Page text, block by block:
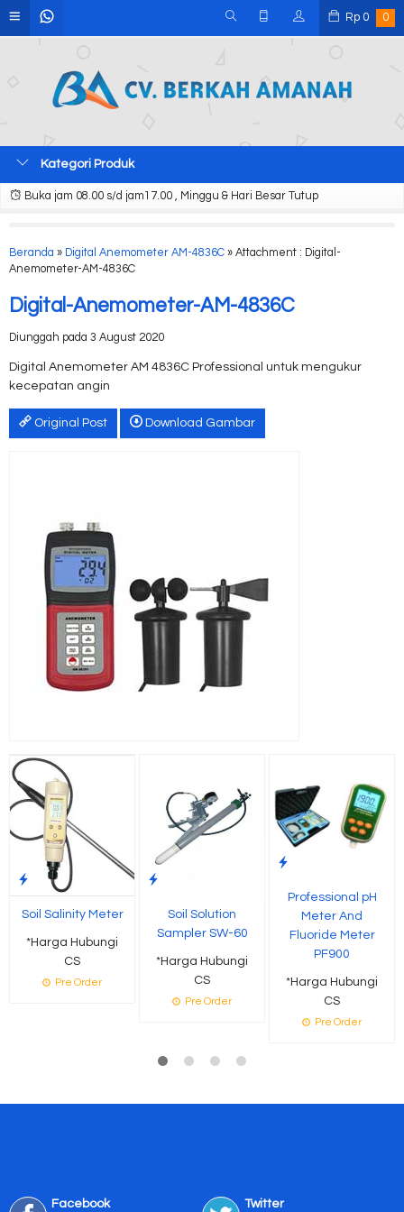
Rp 0 0
Kategori Produk
Buka jam 08.00 s/d jam17.00 , Minggu & Hari Besar Tutup
Beranda » Digital Anemometer AM-4836C » Attachment : Digital-
Anemometer-AM-4836C
Digital-Anemometer-AM-4836C
Diunggah pada 3 August 2020
Digital Anemometer AM 4836C Professional untuk mengukur
kecepatan angin
Original Post Download Gambar
Soil Salinity Meter
*Harga Hubungi
CS
Pre Order
Soil Solution
Sampler SW-60
*Harga Hubungi
CS
Pre Order
Professional pH
Meter And
Fluoride Meter
PF900
*Harga Hubungi
CS
Pre Order
Facebook Twitter